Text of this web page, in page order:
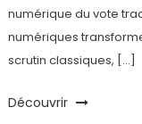
numérique du vote
numériques
scrutin classiques, […]
Découvrir